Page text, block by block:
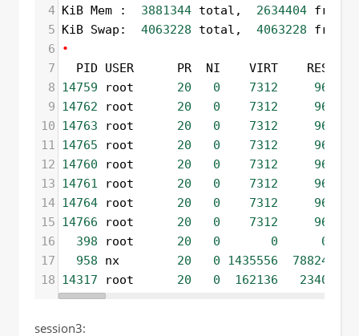
4 KiB Mem : 3881344 total, 2634404
5 KiB Swap: 4063228 total, 4063228
6
•
7
PID USER      PR  NI    VIRT    RES
8 14759 root 20 0 7312
96
9 14762 root 20 0 7312
96
10 14763 root 20 0 7312
96
11 14765 root 20 0 7312
96
12 14760 root 20 0 7312
96
13 14761 root 20 0 7312
96
14 14764 root 20 0 7312
96
15 14766 root 20 0 7312
96
16
398 root 20 0 0
0
17
958 nx 20 0 1435556 78824
18 14317 root 20 0 162136 2340
session3: